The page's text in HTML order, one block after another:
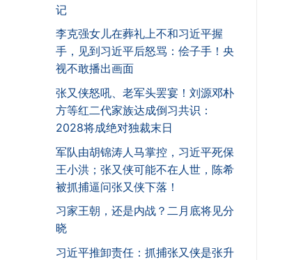
记
李克强女儿在葬礼上不和习近平握
手，见到习近平后怒骂：侩子手！央
视不敢播出画面
张又侠怒吼、老军头罢宴！刘源邓朴
方等红二代家族达成倒习共识：
2028将成绝对独裁末日
军队由胡锦涛人马掌控，习近平死保
王小洪；张又侠可能不在人世，陈希
被抓捕逼问张又侠下落！
习家王朝，还是内战？二月底将见分
晓
习近平推卸责任：抓捕张又侠是张升